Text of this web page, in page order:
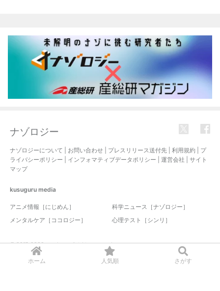
ホーム 人気順 さがす
ナゾロジー
ナゾロジーについて お問い合わせ プレスリリース送付先 利用規約
プ
ライバシーポリシー
インフォマティブデータポリシー 運営会社
サイト
マップ
kusuguru media
アニメ情報［にじめん］
科学ニュース［ナゾロジー］
メンタルケア［ココロジー］
心理テスト［シンリ］
© 2017-2026 nazology. all rights reserved.